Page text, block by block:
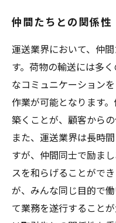
仲間たちとの関係性
運送業界において、仲
す。荷物の輸送には多
なコミュニケーション
作業が可能となります
築くことが、顧客から
また、運送業界は長時
すが、仲間同士で励ま
スを和らげることがで
が、みんな同じ目的で
て業務を遂行すること